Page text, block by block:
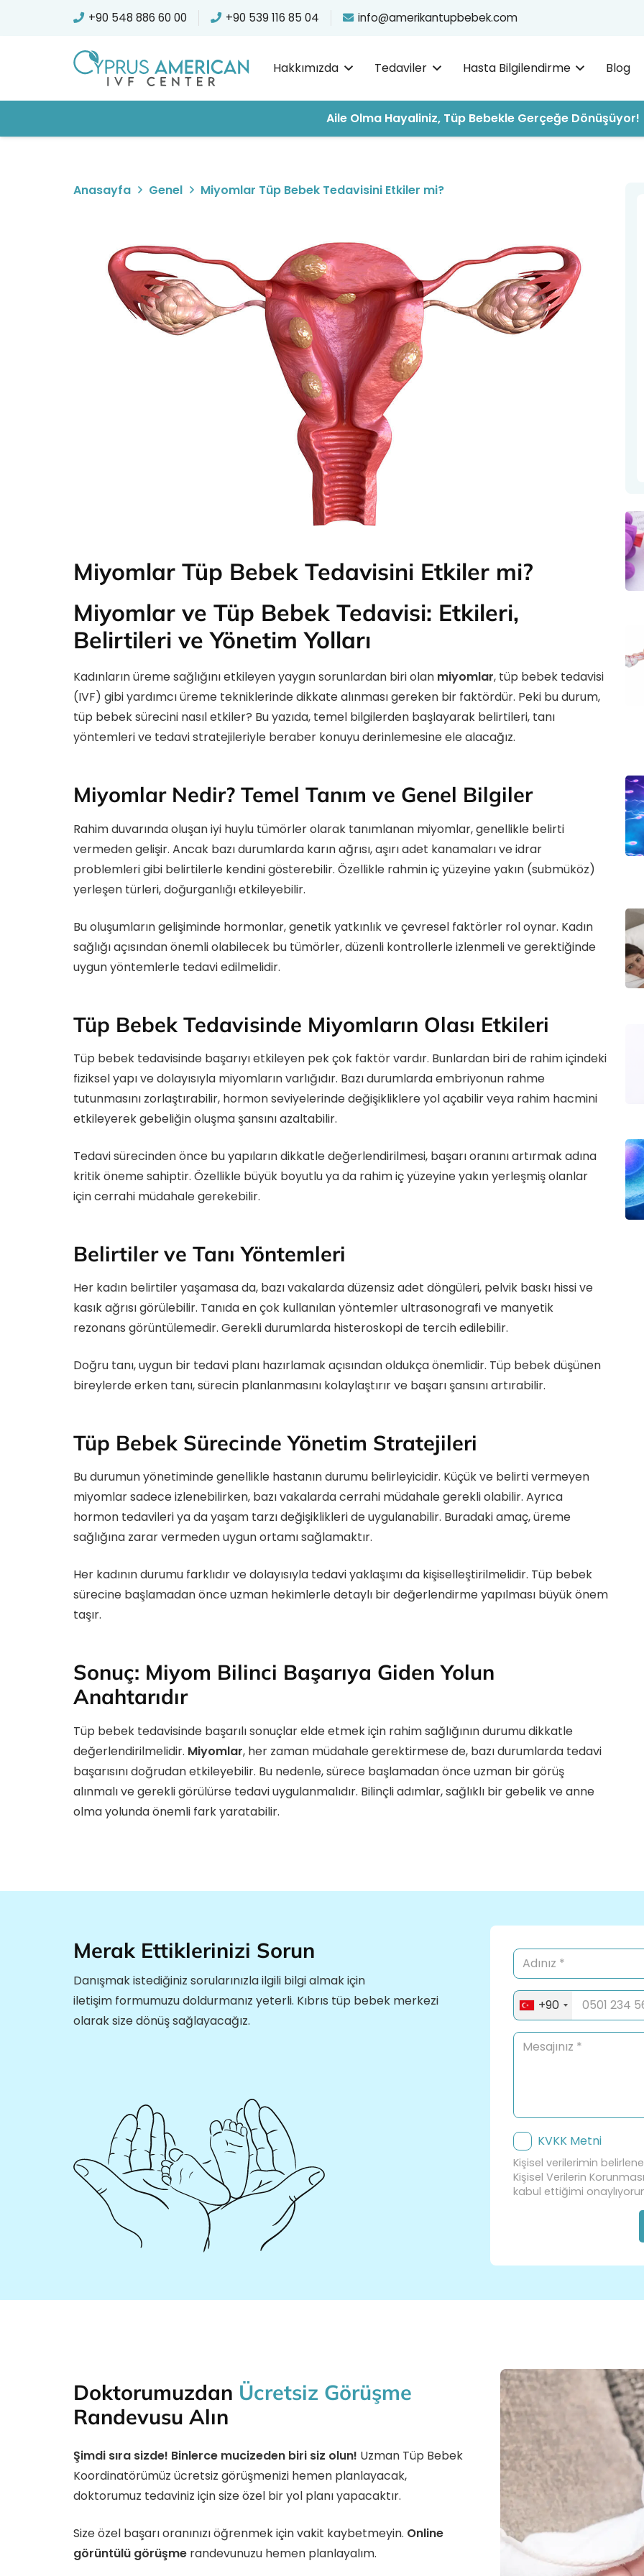
+90 548 886 60 00 +90 539 116 85 04 info@amerikantupbebek.com
Hakkımızda Tedaviler Hasta Bilgilendirme Blog
Aile Olma Hayaliniz, Tüp Bebekle Gerçeğe Dönüşüyor!
Anasayfa Genel Miyomlar Tüp Bebek Tedavisini Etkiler mi?
Miyomlar Tüp Bebek Tedavisini Etkiler mi?
Miyomlar ve Tüp Bebek Tedavisi: Etkileri,
Belirtileri ve Yönetim Yolları
Kadınların üreme sağlığını etkileyen yaygın sorunlardan biri olan miyomlar, tüp bebek tedavisi
(IVF) gibi yardımcı üreme tekniklerinde dikkate alınması gereken bir faktördür. Peki bu durum,
tüp bebek sürecini nasıl etkiler? Bu yazıda, temel bilgilerden başlayarak belirtileri, tanı
yöntemleri ve tedavi stratejileriyle beraber konuyu derinlemesine ele alacağız.
Miyomlar Nedir? Temel Tanım ve Genel Bilgiler
Rahim duvarında oluşan iyi huylu tümörler olarak tanımlanan miyomlar, genellikle belirti
vermeden gelişir. Ancak bazı durumlarda karın ağrısı, aşırı adet kanamaları ve idrar
problemleri gibi belirtilerle kendini gösterebilir. Özellikle rahmin iç yüzeyine yakın (submüköz)
yerleşen türleri, doğurganlığı etkileyebilir.
Bu oluşumların gelişiminde hormonlar, genetik yatkınlık ve çevresel faktörler rol oynar. Kadın
sağlığı açısından önemli olabilecek bu tümörler, düzenli kontrollerle izlenmeli ve gerektiğinde
uygun yöntemlerle tedavi edilmelidir.
Tüp Bebek Tedavisinde Miyomların Olası Etkileri
Tüp bebek tedavisinde başarıyı etkileyen pek çok faktör vardır. Bunlardan biri de rahim içindeki
fiziksel yapı ve dolayısıyla miyomların varlığıdır. Bazı durumlarda embriyonun rahme
tutunmasını zorlaştırabilir, hormon seviyelerinde değişikliklere yol açabilir veya rahim hacmini
etkileyerek gebeliğin oluşma şansını azaltabilir.
Tedavi sürecinden önce bu yapıların dikkatle değerlendirilmesi, başarı oranını artırmak adına
kritik öneme sahiptir. Özellikle büyük boyutlu ya da rahim iç yüzeyine yakın yerleşmiş olanlar
için cerrahi müdahale gerekebilir.
Belirtiler ve Tanı Yöntemleri
Her kadın belirtiler yaşamasa da, bazı vakalarda düzensiz adet döngüleri, pelvik baskı hissi ve
kasık ağrısı görülebilir. Tanıda en çok kullanılan yöntemler ultrasonografi ve manyetik
rezonans görüntülemedir. Gerekli durumlarda histeroskopi de tercih edilebilir.
Doğru tanı, uygun bir tedavi planı hazırlamak açısından oldukça önemlidir. Tüp bebek düşünen
bireylerde erken tanı, sürecin planlanmasını kolaylaştırır ve başarı şansını artırabilir.
Tüp Bebek Sürecinde Yönetim Stratejileri
Bu durumun yönetiminde genellikle hastanın durumu belirleyicidir. Küçük ve belirti vermeyen
miyomlar sadece izlenebilirken, bazı vakalarda cerrahi müdahale gerekli olabilir. Ayrıca
hormon tedavileri ya da yaşam tarzı değişiklikleri de uygulanabilir. Buradaki amaç, üreme
sağlığına zarar vermeden uygun ortamı sağlamaktır.
Her kadının durumu farklıdır ve dolayısıyla tedavi yaklaşımı da kişiselleştirilmelidir. Tüp bebek
sürecine başlamadan önce uzman hekimlerle detaylı bir değerlendirme yapılması büyük önem
taşır.
Sonuç: Miyom Bilinci Başarıya Giden Yolun
Anahtarıdır
Tüp bebek tedavisinde başarılı sonuçlar elde etmek için rahim sağlığının durumu dikkatle
değerlendirilmelidir. Miyomlar, her zaman müdahale gerektirmese de, bazı durumlarda tedavi
başarısını doğrudan etkileyebilir. Bu nedenle, sürece başlamadan önce uzman bir görüş
alınmalı ve gerekli görülürse tedavi uygulanmalıdır. Bilinçli adımlar, sağlıklı bir gebelik ve anne
olma yolunda önemli fark yaratabilir.
Merak Ettiklerinizi Sorun
Danışmak istediğiniz sorularınızla ilgili bilgi almak için
iletişim formumuzu doldurmanız yeterli. Kıbrıs tüp bebek merkezi
olarak size dönüş sağlayacağız.
+90
KVKK Metni
Kişisel verilerimin
Kişisel Verilerin
kabul ettiğimi
Doktorumuzdan Ücretsiz Görüşme
Randevusu Alın
Şimdi sıra sizde! Binlerce mucizeden biri siz olun! Uzman Tüp Bebek
Koordinatörümüz ücretsiz görüşmenizi hemen planlayacak,
doktorumuz tedaviniz için size özel bir yol planı yapacaktır.
Size özel başarı oranınızı öğrenmek için vakit kaybetmeyin. Online
görüntülü görüşme randevunuzu hemen planlayalım.